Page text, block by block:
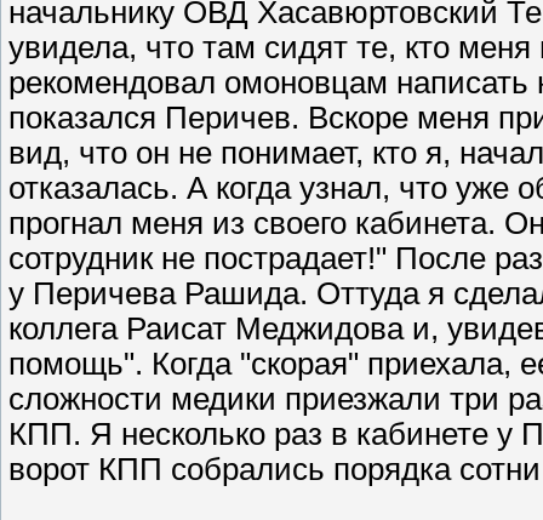
начальнику ОВД Хасавюртовский
увидела, что там сидят те, кто
рекомендовал омоновцам
показался Перичев. Вскоре меня
вид, что он не понимает, кто я,
отказалась. А когда узнал, что
прогнал меня из своего кабинета.
сотрудник не пострадает!" После
у Перичева Рашида. Оттуда я
коллега Раисат Меджидова и,
помощь". Когда "скорая" приехала,
сложности медики приезжали три
КПП. Я несколько раз в кабинете у
ворот КПП собрались порядка